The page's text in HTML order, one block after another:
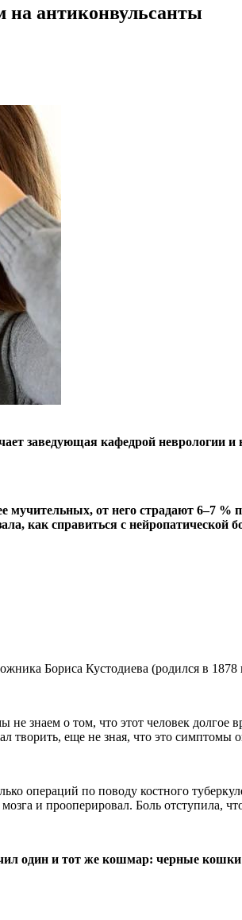
на антиконвульсанты
заведующая кафедрой неврологии
мучительных, от него страдают 6–7
как справиться с
Бориса Кустодиева (родился в 1878
знаем о том, что этот человек долгое
творить, еще не зная, что это симптомы
операций по поводу костного
и прооперировал. Боль отступила,
один и тот же кошмар: черные